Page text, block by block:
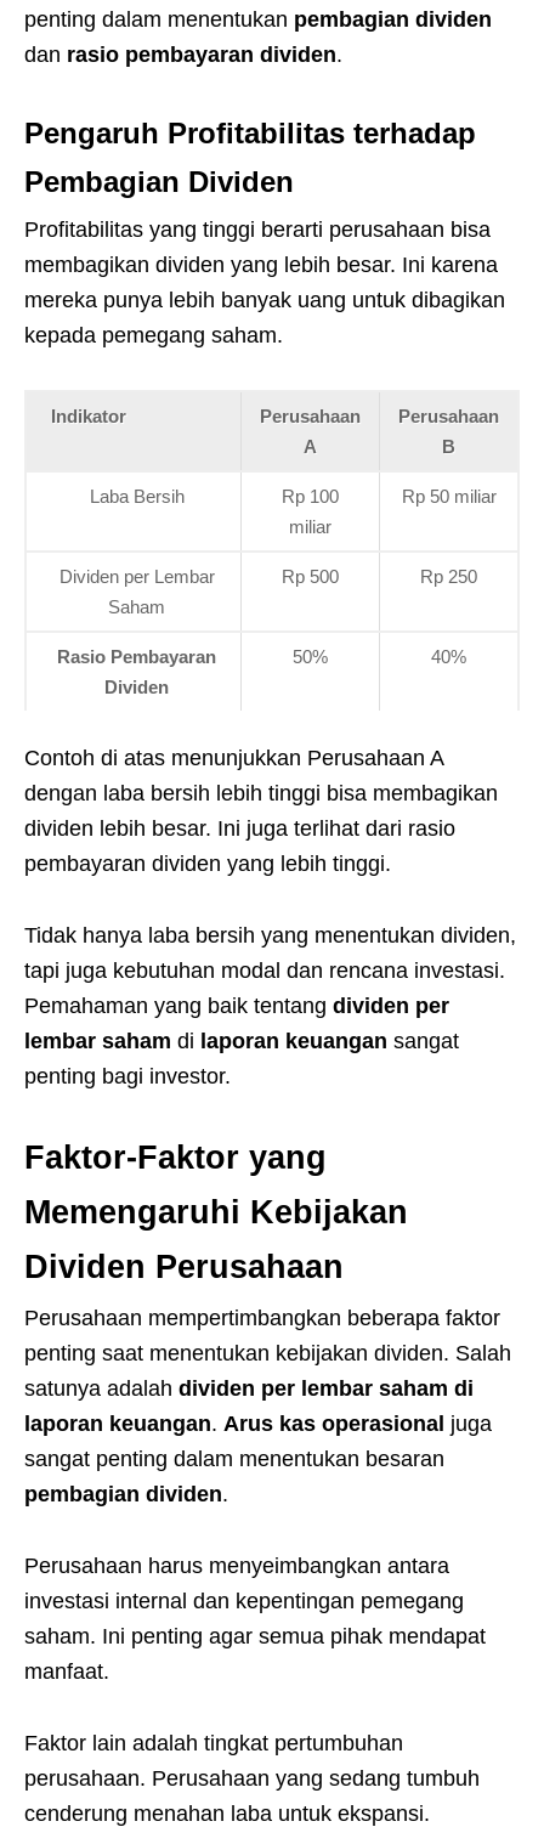
penting dalam menentukan pembagian dividen
dan rasio pembayaran dividen.
Pengaruh Profitabilitas terhadap
Pembagian Dividen
Profitabilitas yang tinggi berarti perusahaan bisa
membagikan dividen yang lebih besar. Ini karena
mereka punya lebih banyak uang untuk dibagikan
kepada pemegang saham.
Indikator
Perusahaan
A
Perusahaan
B
Laba Bersih
Rp 100
miliar
Rp 50 miliar
Dividen per Lembar
Saham
Rp 500 Rp 250
Rasio Pembayaran
Dividen
50% 40%
Contoh di atas menunjukkan Perusahaan A
dengan laba bersih lebih tinggi bisa membagikan
dividen lebih besar. Ini juga terlihat dari rasio
pembayaran dividen yang lebih tinggi.
Tidak hanya laba bersih yang menentukan dividen,
tapi juga kebutuhan modal dan rencana investasi.
Pemahaman yang baik tentang dividen per
lembar saham di laporan keuangan sangat
penting bagi investor.
Faktor-Faktor yang
Memengaruhi Kebijakan
Dividen Perusahaan
Perusahaan mempertimbangkan beberapa faktor
penting saat menentukan kebijakan dividen. Salah
satunya adalah dividen per lembar saham di
laporan keuangan. Arus kas operasional juga
sangat penting dalam menentukan besaran
pembagian dividen.
Perusahaan harus menyeimbangkan antara
investasi internal dan kepentingan pemegang
saham. Ini penting agar semua pihak mendapat
manfaat.
Faktor lain adalah tingkat pertumbuhan
perusahaan. Perusahaan yang sedang tumbuh
cenderung menahan laba untuk ekspansi.